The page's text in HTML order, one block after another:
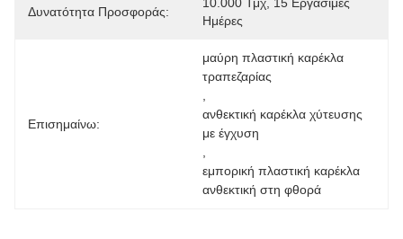
Δυνατότητα Προσφοράς:
Ημέρες
Επισημαίνω:
μαύρη πλαστική καρέκλα
τραπεζαρίας
ανθεκτική καρέκλα χύτευσης
με έγχυση
εμπορική πλαστική καρέκλα
ανθεκτική στη φθορά